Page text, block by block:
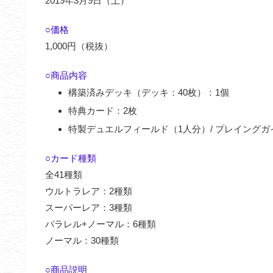
○価格
1,000円（税抜）
○商品内容
構築済みデッキ（デッキ：40枚）：1個
特典カード：2枚
特製デュエルフィールド（1人分）/ プレイングガ
○カード種類
全41種類
ウルトラレア：2種類
スーパーレア：3種類
パラレル+ノーマル：6種類
ノーマル：30種類
○商品説明